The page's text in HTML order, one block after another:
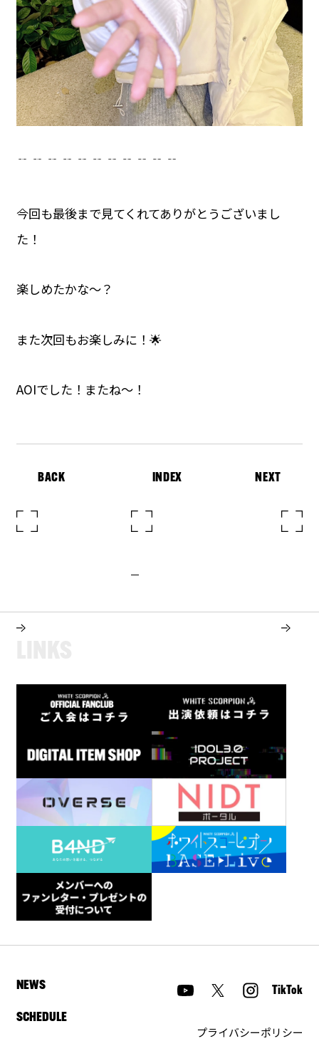
﹊ ﹊ ﹊ ﹊ ﹊ ﹊ ﹊ ﹊ ﹊ ﹊ ﹊
今回も最後まで見てくれてありがとうございまし
た！
楽しめたかな〜？
また次回もお楽しみに！🌟
AOIでした！またね〜！
BACK INDEX NEXT
NEWS
SCHEDULE
TikTok
プライバシーポリシー